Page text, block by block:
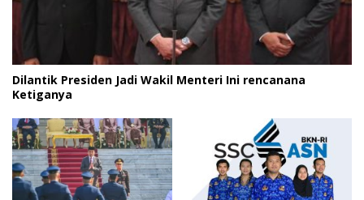
Dilantik Presiden Jadi Wakil Menteri Ini rencanana
Ketiganya